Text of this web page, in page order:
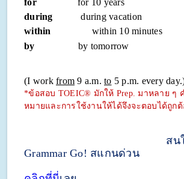
for for 10 years
duringduring vacation
within
within 10 minutes
by by tomorrow
(I work from 9 a.m. to 5 p.m. every
*ข้อสอบ TOEIC® มักให้ Prep. มาหลาย ๆ
หมายและการใช้งานให้ได้จึงจะตอบได้ถูกต้
สนใจหนั
Grammar Go! สแกนด่วน
หรื